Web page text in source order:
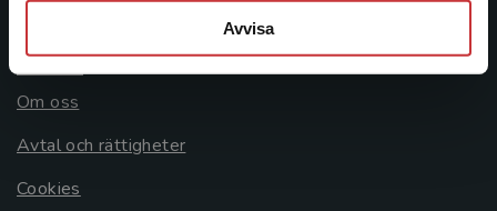
Avvisa
Allmänna länkar
Om oss
Avtal och rättigheter
Cookies